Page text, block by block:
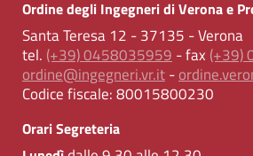
Ordine degli Ingegneri di Verona e
Santa Teresa 12 - 37135 - Verona
tel. (+39) 0458035959 - fax (+39)
ordine@ingegneri.vr.it-
Codice fiscale:80015800230
Orari Segreteria